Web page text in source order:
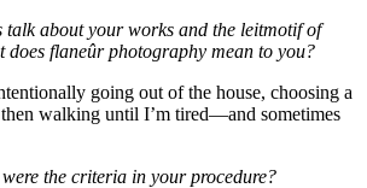
talk about your works and the leitmotif of
does flaneûr photography mean to you?
going out of the house, choosing a
walking until I’m tired—and sometimes
the criteria in your procedure?